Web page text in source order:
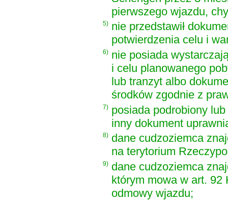
pierwszego wjazdu,
5) nie przedstawił
potwierdzenia celu i
6) nie posiada
i celu planowanego
lub tranzyt albo
środków zgodnie z
7) posiada podrobiony
inny dokument
8) dane cudzoziemca
na terytorium
9) dane cudzoziemca
którym mowa w art.
odmowy wjazdu;